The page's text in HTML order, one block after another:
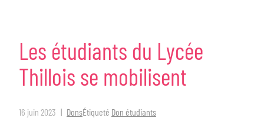
Les étudiants du Lycée
Thillois se mobilisent
16 juin 2023 DonsÉtiqueté Don étudiants